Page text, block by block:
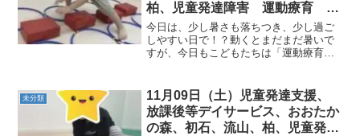
柏、児童発達障害 運動療育 柳
沢運動プログラム こども発達気
になる 発達障害 放デイ 自閉
症 ADHD アスペルガー症候
今日は、少し暑さも落ちつき、少し過ご
しやすい日で！？動くとまだまだ暑いで
すが、今日もこどもたちは「運動療育」
サーキットトレーニング】①カエル→②
ペンギン走り（後半凸凹...
未分類
11月09日（土）児童発達支援、
放課後等デイサービス、おおたか
の森、初石、流山、柏、児童発達